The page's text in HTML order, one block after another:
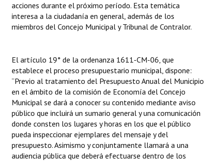
Resoluciones
Resoluciones de Presidencia
Antiguos Pobladores
Noticias Destacadas
Registros y Distinciones
Datos Históricos
Premio al Mérito - Registro
acciones durante el próximo período. Esta temática
interesa a la ciudadanía en general, además de los
miembros del Concejo Municipal y Tribunal de Contralor.
El artículo 19° de la ordenanza 1611-CM-06, que
establece el proceso presupuestario municipal, dispone:
“Previo al tratamiento del Presupuesto Anual del Municipio
en el ámbito de la comisión de Economía del Concejo
Municipal se dará a conocer su contenido mediante aviso
público que incluirá un sumario general y una comunicación
donde consten los lugares y horas en los que el público
pueda inspeccionar ejemplares del mensaje y del
presupuesto. Asimismo y conjuntamente llamará a una
audiencia pública que deberá efectuarse dentro de los